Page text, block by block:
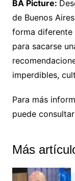
BA Picture:
de Buenos
forma diferente
para sacarse
imperdibles,
Para más
puede
Más